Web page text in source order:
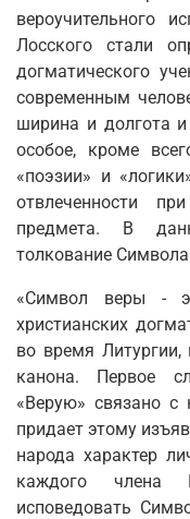
вероучительного
Лосского стали
догматического
современным
ширина и долгота
особое, кроме
«поэзии» и
отвлеченности
предмета. В
толкование
«Символ веры -
христианских
во время Литургии,
канона. Первое
«Верую» связано
придает этому
народа характер
каждого члена
исповедовать